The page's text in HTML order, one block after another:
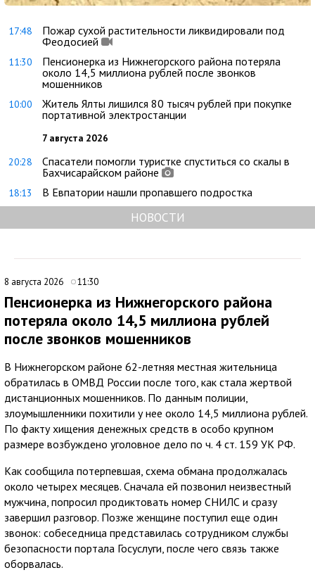
17:48
Пожар сухой растительности ликвидировали под
Феодосией
11:30
Пенсионерка из Нижнегорского района потеряла
около 14,5 миллиона рублей после звонков
мошенников
10:00
Житель Ялты лишился 80 тысяч рублей при покупке
портативной электростанции
7 августа 2026
20:28
Спасатели помогли туристке спуститься со скалы в
Бахчисарайском районе
18:13 В Евпатории нашли пропавшего подростка
НОВОСТИ
8 августа 2026 11:30
Пенсионерка из Нижнегорского района
потеряла около 14,5 миллиона рублей
после звонков мошенников
В Нижнегорском районе 62-летняя местная жительница
обратилась в ОМВД России после того, как стала жертвой
дистанционных мошенников. По данным полиции,
злоумышленники похитили у нее около 14,5 миллиона рублей.
По факту хищения денежных средств в особо крупном
размере возбуждено уголовное дело по ч. 4 ст. 159 УК РФ.
Как сообщила потерпевшая, схема обмана продолжалась
около четырех месяцев. Сначала ей позвонил неизвестный
мужчина, попросил продиктовать номер СНИЛС и сразу
завершил разговор. Позже женщине поступил еще один
звонок: собеседница представилась сотрудником службы
безопасности портала Госуслуги, после чего связь также
оборвалась.